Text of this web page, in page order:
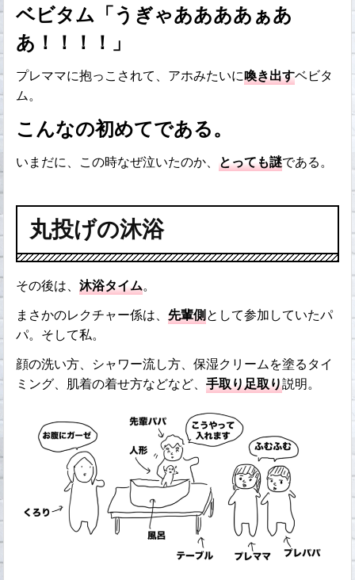
ベビタム「うぎゃああああぁあ
あ！！！！」
プレママに抱っこされて、アホみたいに喚き出すベビタ
ム。
こんなの初めてである。
いまだに、この時なぜ泣いたのか、とっても謎である。
丸投げの沐浴
その後は、沐浴タイム。
まさかのレクチャー係は、先輩側として参加していたパ
パ。そして私。
顔の洗い方、シャワー流し方、保湿クリームを塗るタイ
ミング、肌着の着せ方などなど、手取り足取り説明。